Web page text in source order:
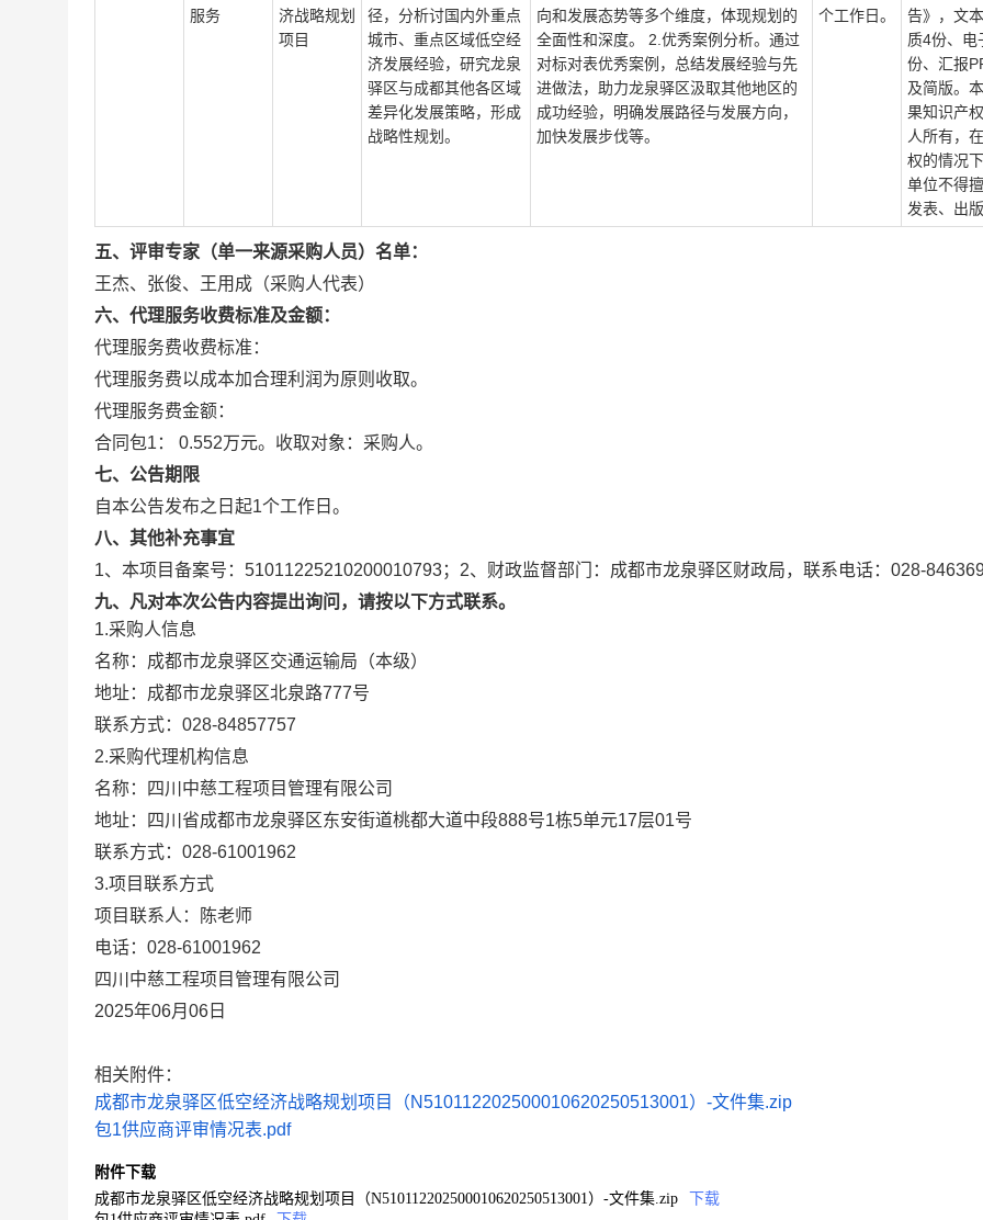
服务
济战略规划
项目
径，分析讨国内外重点
城市、重点区域低空经
济发展经验，研究龙泉
驿区与成都其他各区域
差异化发展策略，形成
战略性规划。
向和发展态势等多个维度，体现规划的
全面性和深度。 2.优秀案例分析。通过
对标对表优秀案例，总结发展经验与先
进做法，助力龙泉驿区汲取其他地区的
成功经验，明确发展路径与发展方向，
加快发展步伐等。
个工作日。
告》，文
质4份、电
份、汇报
及简版。
果知识产
人所有，
权的情况
单位不得
发表、出
五、评审专家（单一来源采购人员）名单：
王杰、 张俊、
王用成（采购人代表）
六、代理服务收费标准及金额：
代理服务费收费标准：
代理服务费以成本加合理利润为原则收取。
代理服务费金额：
合同包1：
0.552万元。 收取对象： 采购人。
七、公告期限
自本公告发布之日起1个工作日。
八、其他补充事宜
1、本项目备案号：51011225210200010793；2、财政监督部门：成都市龙泉驿区财政局，联系电话：028-
九、凡对本次公告内容提出询问，请按以下方式联系。
1.采购人信息
名称： 成都市龙泉驿区交通运输局（本级）
地址： 成都市龙泉驿区北泉路777号
联系方式： 028-84857757
2.采购代理机构信息
名称：
四川中慈工程项目管理有限公司
地址：
四川省成都市龙泉驿区东安街道桃都大道中段888号1栋5单元17层01号
联系方式： 028-61001962
3.项目联系方式
项目联系人：
陈老师
电话： 028-61001962
四川中慈工程项目管理有限公司
2025年06月06日
相关附件：
成都市龙泉驿区低空经济战略规划项目（N510112202500010620250513001）-文件集.zip
包1供应商评审情况表.pdf
附件下载
成都市龙泉驿区低空经济战略规划项目（N510112202500010620250513001）-文件集.zip
下载